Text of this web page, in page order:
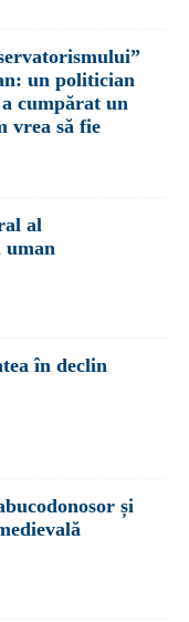
un politician
cumpărat un
vrea să fie
al
în declin
și